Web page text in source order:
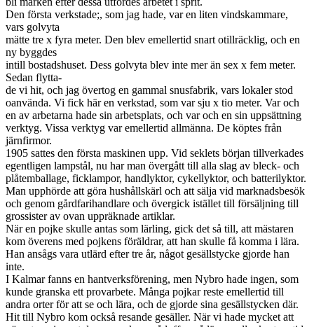
Den första verkstade;, som jag hade, var en liten vindskammare,
vars golvyta
mätte tre x fyra meter. Den blev emellertid snart otillräcklig, och en
ny byggdes
intill bostadshuset. Dess golvyta blev inte mer än sex x fem meter.
Sedan flytta-
de vi hit, och jag övertog en gammal snusfabrik, vars lokaler stod
oanvända. Vi fick här en verkstad, som var sju x tio meter. Var och
en av arbetarna hade sin arbetsplats, och var och en sin uppsättning
verktyg. Vissa verktyg var emellertid allmänna. De köptes från
järnfirmor.
1905 sattes den första maskinen upp. Vid seklets början tillverkades
egentligen lampstål, nu har man övergått till alla slag av bleck- och
plåtemballage, ficklampor, handlyktor, cykellyktor, och batterilyktor.
Man upphörde att göra hushållskärl och att sälja vid marknadsbesök
och genom gårdfarihandlare och övergick istället till försäljning till
grossister av ovan uppräknade artiklar.
När en pojke skulle antas som lärling, gick det så till, att mästaren
kom överens med pojkens föräldrar, att han skulle få komma i lära.
Han ansågs vara utlärd efter tre år, något gesällstycke gjorde han
inte.
I Kalmar fanns en hantverksförening, men Nybro hade ingen, som
kunde granska ett provarbete. Många pojkar reste emellertid till
andra orter för att se och lära, och de gjorde sina gesällstycken där.
Hit till Nybro kom också resande gesäller. När vi hade mycket att